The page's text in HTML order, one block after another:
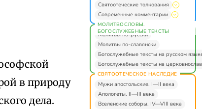
в природу
дела.
Святоотеческие толкования
Современные комментарии
МОЛИТВОСЛОВЫ.
БОГОСЛУЖЕБНЫЕ ТЕКСТЫ
Молитвы по-русски
Молитвы по-славянски
Богослужебные тексты на русском
Богослужебные тексты на
СВЯТООТЕЧЕСКОЕ НАСЛЕДИЕ
Мужи апостольские. I—II века
Апологеты. II—III века
Вселенские соборы. IV—VIII века